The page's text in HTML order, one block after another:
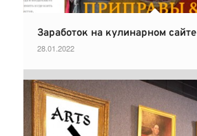
Заработок на кулинарном сайте
28.01.2022